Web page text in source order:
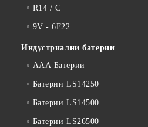
R14 / C
9V - 6F22
Индустриални батерии
ААА Батерии
Батерии LS14250
Батерии LS14500
Батерии LS26500